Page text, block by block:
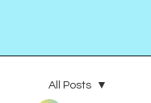
All Posts